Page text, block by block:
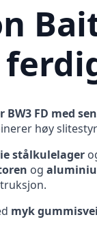
FD med
høy
stålkulelager
og
myk